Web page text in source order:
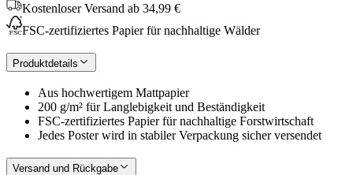
Kostenloser Versand ab 34,99 €
FSC-zertifiziertes Papier für nachhaltige Wälder
Produktdetails
Aus hochwertigem Mattpapier
200 g/m² für Langlebigkeit und Beständigkeit
FSC-zertifiziertes Papier für nachhaltige Forstwirtschaft
Jedes Poster wird in stabiler Verpackung sicher versendet
Versand und Rückgabe